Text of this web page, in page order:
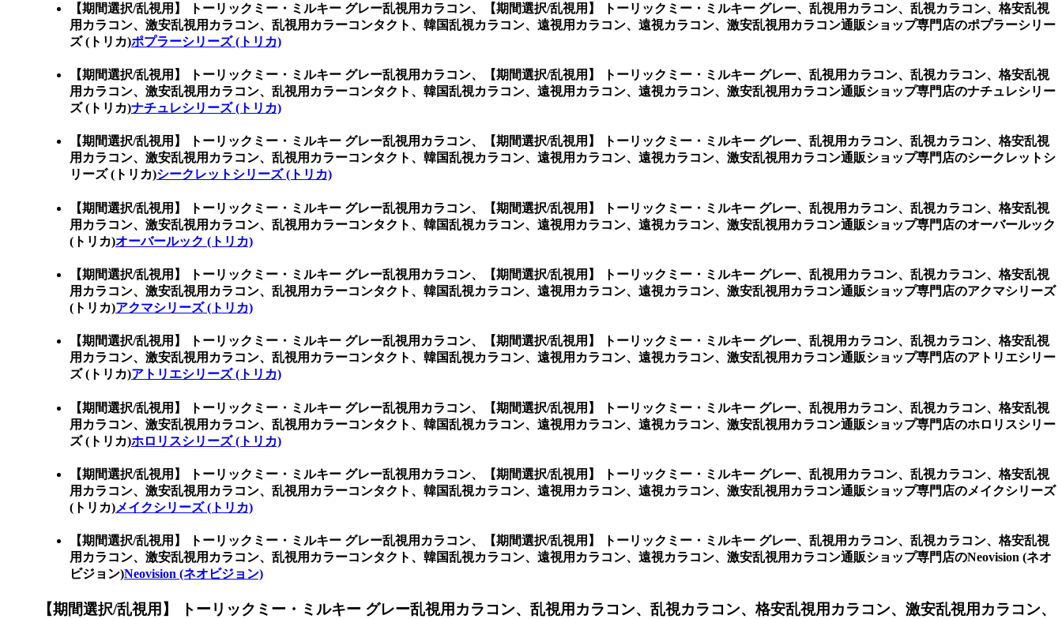
【期間選択/乱視用】 トーリックミー・ミルキー グレー乱視用カラコン、
【期間選択/乱視用】 トーリックミー・ミルキー グレー、乱視用カラコン、乱視カラコン、格安乱視
用カラコン、激安乱視用カラコン、乱視用カラーコンタクト、韓国乱視カラコン、遠視用カラコン、遠視カラコン、激安乱視用カラコン通販ショップ専門店のポプラーシリー
ズ (トリカ)ポプラーシリーズ (トリカ)
【期間選択/乱視用】 トーリックミー・ミルキー グレー乱視用カラコン、
【期間選択/乱視用】 トーリックミー・ミルキー グレー、乱視用カラコン、乱視カラコン、格安乱視
用カラコン、激安乱視用カラコン、乱視用カラーコンタクト、韓国乱視カラコン、遠視用カラコン、遠視カラコン、激安乱視用カラコン通販ショップ専門店のナチュレシリー
ズ (トリカ)ナチュレシリーズ (トリカ)
【期間選択/乱視用】 トーリックミー・ミルキー グレー乱視用カラコン、
【期間選択/乱視用】 トーリックミー・ミルキー グレー、乱視用カラコン、乱視カラコン、格安乱視
用カラコン、激安乱視用カラコン、乱視用カラーコンタクト、韓国乱視カラコン、遠視用カラコン、遠視カラコン、激安乱視用カラコン通販ショップ専門店のシークレットシ
リーズ (トリカ)シークレットシリーズ (トリカ)
【期間選択/乱視用】 トーリックミー・ミルキー グレー乱視用カラコン、
【期間選択/乱視用】 トーリックミー・ミルキー グレー、乱視用カラコン、乱視カラコン、格安乱視
用カラコン、激安乱視用カラコン、乱視用カラーコンタクト、韓国乱視カラコン、遠視用カラコン、遠視カラコン、激安乱視用カラコン通販ショップ専門店のオーバールック
(トリカ)オーバールック (トリカ)
【期間選択/乱視用】 トーリックミー・ミルキー グレー乱視用カラコン、
【期間選択/乱視用】 トーリックミー・ミルキー グレー、乱視用カラコン、乱視カラコン、格安乱視
用カラコン、激安乱視用カラコン、乱視用カラーコンタクト、韓国乱視カラコン、遠視用カラコン、遠視カラコン、激安乱視用カラコン通販ショップ専門店のアクマシリーズ
(トリカ)アクマシリーズ (トリカ)
【期間選択/乱視用】 トーリックミー・ミルキー グレー乱視用カラコン、
【期間選択/乱視用】 トーリックミー・ミルキー グレー、乱視用カラコン、乱視カラコン、格安乱視
用カラコン、激安乱視用カラコン、乱視用カラーコンタクト、韓国乱視カラコン、遠視用カラコン、遠視カラコン、激安乱視用カラコン通販ショップ専門店のアトリエシリー
ズ (トリカ)アトリエシリーズ (トリカ)
【期間選択/乱視用】 トーリックミー・ミルキー グレー乱視用カラコン、
【期間選択/乱視用】 トーリックミー・ミルキー グレー、乱視用カラコン、乱視カラコン、格安乱視
用カラコン、激安乱視用カラコン、乱視用カラーコンタクト、韓国乱視カラコン、遠視用カラコン、遠視カラコン、激安乱視用カラコン通販ショップ専門店のホロリスシリー
ズ (トリカ)ホロリスシリーズ (トリカ)
【期間選択/乱視用】 トーリックミー・ミルキー グレー乱視用カラコン、
【期間選択/乱視用】 トーリックミー・ミルキー グレー、乱視用カラコン、乱視カラコン、格安乱視
用カラコン、激安乱視用カラコン、乱視用カラーコンタクト、韓国乱視カラコン、遠視用カラコン、遠視カラコン、激安乱視用カラコン通販ショップ専門店のメイクシリーズ
(トリカ)メイクシリーズ (トリカ)
【期間選択/乱視用】 トーリックミー・ミルキー グレー乱視用カラコン、
【期間選択/乱視用】 トーリックミー・ミルキー グレー、乱視用カラコン、乱視カラコン、格安乱視
用カラコン、激安乱視用カラコン、乱視用カラーコンタクト、韓国乱視カラコン、遠視用カラコン、遠視カラコン、激安乱視用カラコン通販ショップ専門店のNeovision (ネオ
ビジョン)Neovision (ネオビジョン)
【期間選択/乱視用】 トーリックミー・ミルキー グレー乱視用カラコン、 乱視用カラコン、乱視カラコン、格安乱視用カラコン、激安乱視用カラコン、